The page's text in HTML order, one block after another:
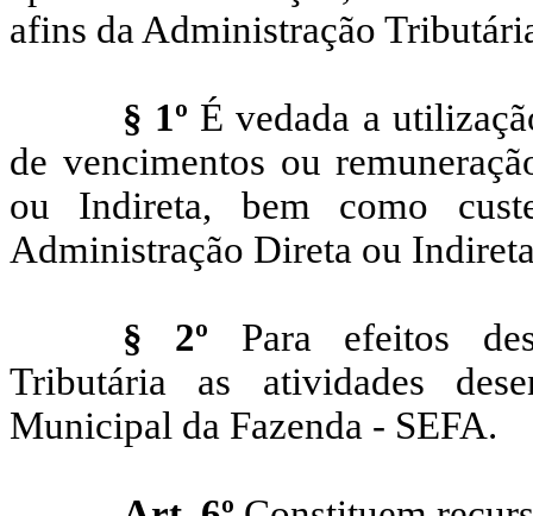
afins da Administração
§ 1º É vedada a
de vencimentos ou
ou Indireta, bem como
Administração Direta ou
§ 2º Para efeitos
Tributária as atividades
Municipal da Fazenda - SEFA.